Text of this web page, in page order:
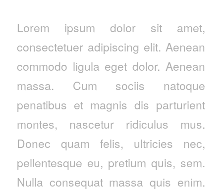
Lorem ipsum dolor sit amet,
consectetuer adipiscing elit. Aenean
commodo ligula eget dolor. Aenean
massa. Cum sociis natoque
penatibus et magnis dis parturient
montes, nascetur ridiculus mus.
Donec quam felis, ultricies nec,
pellentesque eu, pretium quis, sem.
Nulla consequat massa quis enim.